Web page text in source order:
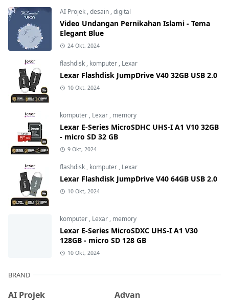
AI Projek ,desain ,digital
Video Undangan Pernikahan Islami - Tema
Elegant Blue
24 Okt, 2024
flashdisk , komputer , Lexar
Lexar Flashdisk JumpDrive V40 32GB USB 2.0
10 Okt, 2024
komputer , Lexar , memory
Lexar E-Series MicroSDHC UHS-I A1 V10 32GB
- micro SD 32 GB
9 Okt, 2024
flashdisk , komputer , Lexar
Lexar Flashdisk JumpDrive V40 64GB USB 2.0
10 Okt, 2024
komputer , Lexar , memory
Lexar E-Series MicroSDXC UHS-I A1 V30
128GB - micro SD 128 GB
10 Okt, 2024
BRAND
AI Projek
Advan